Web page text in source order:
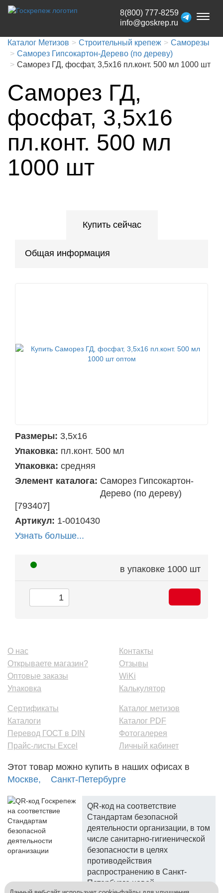
Toggle
8(800) 777-8259
info@goskrep.ru
Каталог Метизов Строительный крепеж
Саморезы
Саморез Гипсокартон-Дерево (по дереву)
Саморез ГД, фосфат, 3,5x16 пл.конт. 500 мл 1000 шт
Саморез ГД,
фосфат, 3,5x16
пл.конт. 500 мл
1000 шт
Купить сейчас
Общая информация
Размеры: 3,5х16
Упаковка: пл.конт. 500 мл
Упаковка: средняя
Элемент каталога: Саморез Гипсокартон-
Дерево (по дереву)
[793407]
Артикул: 1-0010430
Узнать больше...
в упаковке 1000 шт
О нас
Открываете магазин?
Оптовые заказы
Упаковка
Контакты
Отзывы
WiKi
Калькулятор
Сертификаты
Каталоги
Перевод ГОСТ в DIN
Прайс-листы Excel
Каталог метизов
Каталог PDF
Фотогалерея
Личный кабинет
Этот товар можно купить в наших офисах в
Москве,
Санкт-Петербурге
QR-код на соответствие
Стандартам безопасной
деятельности организации, в том
числе санитарно-гигиенической
безопасности в целях
противодействия
распространению в Санкт-
Петербурге новой